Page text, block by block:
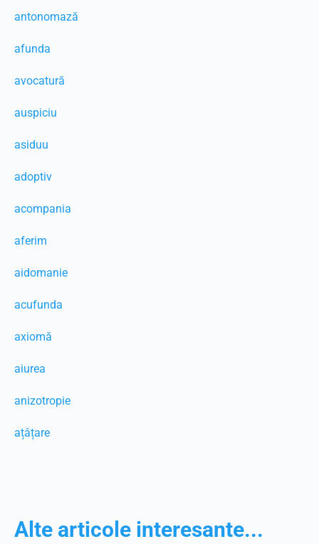
antonomază
afunda
avocatură
auspiciu
asiduu
adoptiv
acompania
aferim
aidomanie
acufunda
axiomă
aiurea
anizotropie
ațâțare
Alte articole interesante...